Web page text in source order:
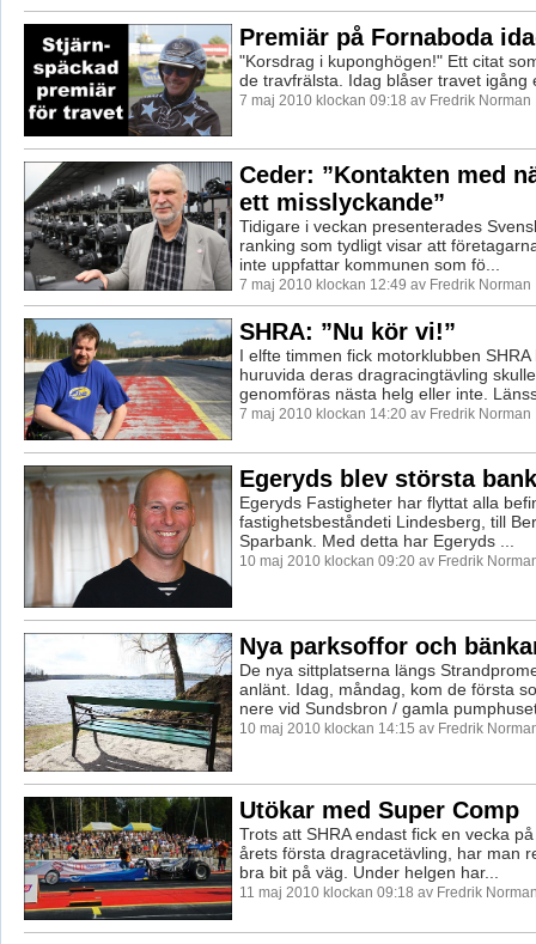
Premiär på Fornaboda
"Korsdrag i kuponghögen!" Ett citat
de travfrälsta. Idag blåser travet igång
7 maj 2010 klockan 09:18 av Fredrik Norman
Ceder: ”Kontakten med
ett misslyckande”
Tidigare i veckan presenterades
ranking som tydligt visar att
inte uppfattar kommunen som fö...
7 maj 2010 klockan 12:49 av Fredrik Norman
SHRA: ”Nu kör vi!”
I elfte timmen fick motorklubben SHRA
huruvida deras dragracingtävling
genomföras nästa helg eller inte.
7 maj 2010 klockan 14:20 av Fredrik Norman
Egeryds blev största
Egeryds Fastigheter har flyttat alla
fastighetsbeståndeti Lindesberg, till
Sparbank. Med detta har Egeryds ...
10 maj 2010 klockan 09:20 av Fredrik
Nya parksoffor och
De nya sittplatserna längs
anlänt. Idag, måndag, kom de första
nere vid Sundsbron / gamla
10 maj 2010 klockan 14:15 av Fredrik
Utökar med Super Comp
Trots att SHRA endast fick en vecka
årets första dragracetävling, har man
bra bit på väg. Under helgen har...
11 maj 2010 klockan 09:18 av Fredrik